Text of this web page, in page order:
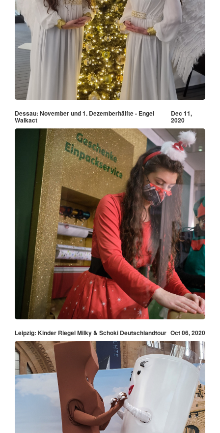
Dessau: November und 1. Dezemberhälfte - Engel
Walkact
Dec 11,
2020
Leipzig: Kinder Riegel Milky & Schoki Deutschlandtour Oct 06, 2020